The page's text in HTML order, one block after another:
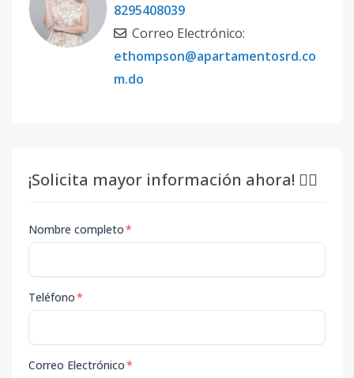
8295408039
Correo Electrónico:
ethompson@apartamentosrd.co
m.do
¡Solicita mayor información ahora! 👇🏽
Nombre completo*
Teléfono*
Correo Electrónico*